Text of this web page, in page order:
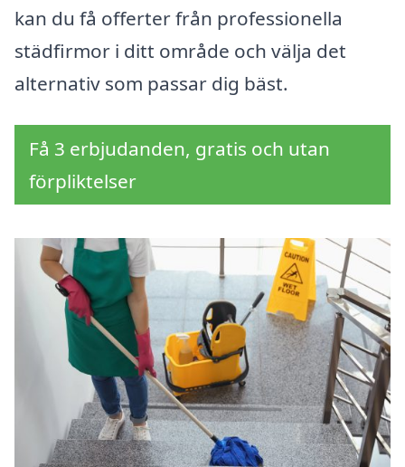
kan du få offerter från professionella
städfirmor i ditt område och välja det
alternativ som passar dig bäst.
Få 3 erbjudanden, gratis och utan
förpliktelser